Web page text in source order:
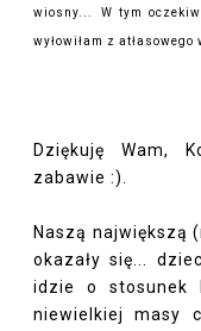
wiosny... W tym
wyłowiłam z
Dziękuję Wam,
zabawie :).
Naszą największą
okazały się...
idzie o stosunek
niewielkiej masy